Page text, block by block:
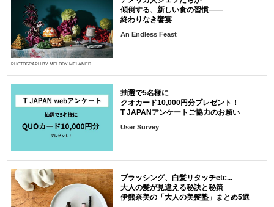
PHOTOGRAPH BY MELODY MELAMED
傾倒する、新しい食の習慣――
終わりなき饗宴
An Endless Feast
抽選で5名様に
クオカード10,000円分プレゼント！
T JAPANアンケートご協力のお願い
User Survey
ブラッシング、白髪リタッチetc...
大人の髪が見違える秘訣と秘策
伊熊奈美の「大人の美髪塾」まとめ5選